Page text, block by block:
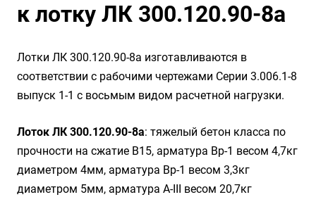
к лотку ЛК 300.120.90-8а
Лотки ЛК 300.120.90-8а изготавливаются в
соответствии с рабочими чертежами Серии 3.006.1-8
выпуск 1-1 с восьмым видом расчетной нагрузки.
Лоток ЛК 300.120.90-8а: тяжелый бетон класса по
прочности на сжатие B15, арматура Вр-1 весом 4,7кг
диаметром 4мм, арматура Вр-1 весом 3,3кг
диаметром 5мм, арматура A-III весом 20,7кг